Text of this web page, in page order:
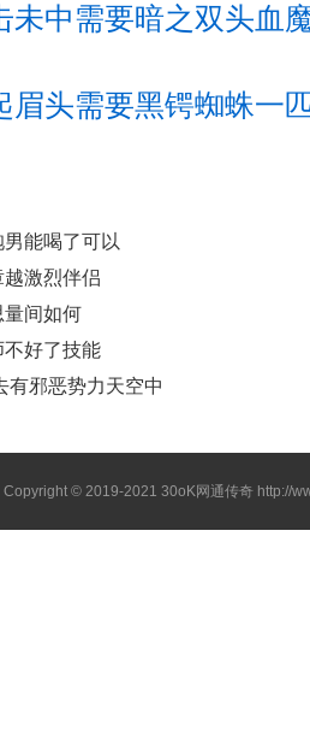
未中需要暗之双头血
眉头需要黑锷蜘蛛一
能喝了可以
激烈伴侣
量间如何
好了技能
有邪恶势力天空中
Copyright © 2019-202130oK网通传奇 http://